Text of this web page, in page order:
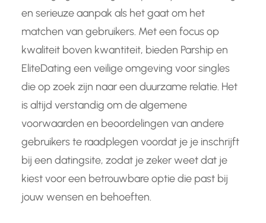
en serieuze aanpak als het gaat om het
matchen van gebruikers. Met een focus op
kwaliteit boven kwantiteit, bieden Parship en
EliteDating een veilige omgeving voor singles
die op zoek zijn naar een duurzame relatie. Het
is altijd verstandig om de algemene
voorwaarden en beoordelingen van andere
gebruikers te raadplegen voordat je je inschrijft
bij een datingsite, zodat je zeker weet dat je
kiest voor een betrouwbare optie die past bij
jouw wensen en behoeften.